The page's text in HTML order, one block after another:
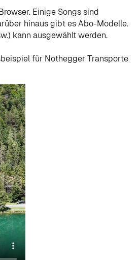
Einige Songs sind
hinaus gibt es Abo-Modelle.
kann ausgewählt werden.
für Nothegger Transporte